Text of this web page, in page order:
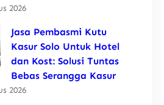
2026
Jasa Pembasmi Kutu
Kasur Solo Untuk Hotel
dan Kost: Solusi Tuntas
Bebas Serangga Kasur
2026